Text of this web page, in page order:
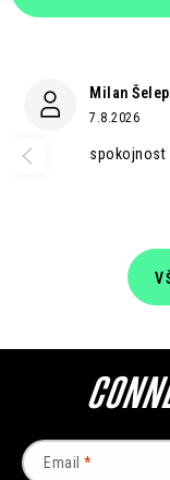
Milan Šelep
7.8.2026
spokojnost
Email